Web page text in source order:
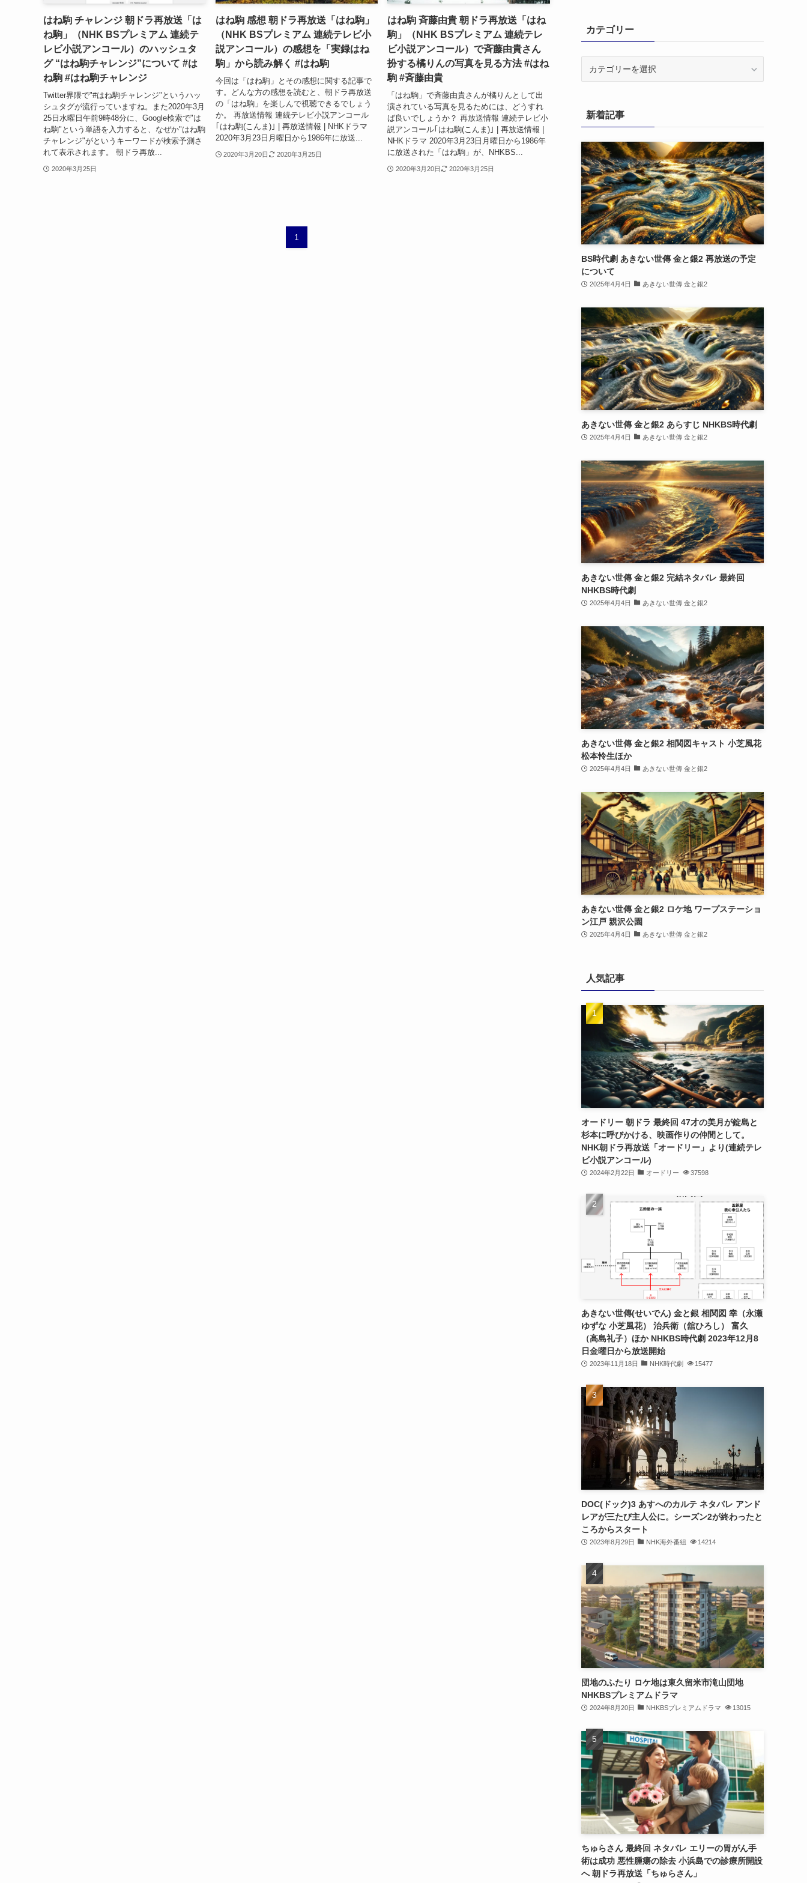
はね駒 チャレンジ 朝ドラ再放送「は
ね駒」（NHK BSプレミアム 連続テ
レビ小説アンコール）のハッシュタ
グ “はね駒チャレンジ”について #は
ね駒 #はね駒チャレンジ
Twitter界隈で"#はね駒チャレンジ"というハッ
シュタグが流行っていますね。また2020年3月
25日水曜日午前9時48分に、Google検索で"は
ね駒"という単語を入力すると、なぜか"はね駒
チャレンジ"がというキーワードが検索予測さ
れて表示されます。 朝ドラ再放...
2020年3月25日
はね駒 感想 朝ドラ再放送「はね駒」
（NHK BSプレミアム 連続テレビ小
説アンコール）の感想を「実録はね
駒」から読み解く #はね駒
今回は「はね駒」とその感想に関する記事で
す。どんな方の感想を読むと、朝ドラ再放送
の「はね駒」を楽しんで視聴できるでしょう
か。 再放送情報 連続テレビ小説アンコール
｢はね駒(こんま)｣ | 再放送情報 | NHKドラマ
2020年3月23日月曜日から1986年に放送...
2020年3月20日 2020年3月25日
はね駒 斉藤由貴 朝ドラ再放送「はね
駒」（NHK BSプレミアム 連続テレ
ビ小説アンコール）で斉藤由貴さん
扮する橘りんの写真を見る方法 #はね
駒 #斉藤由貴
「はね駒」で斉藤由貴さんが橘りんとして出
演されている写真を見るためには、どうすれ
ば良いでしょうか？ 再放送情報 連続テレビ小
説アンコール｢はね駒(こんま)｣ | 再放送情報 |
NHKドラマ 2020年3月23日月曜日から1986年
に放送された「はね駒」が、NHKBS...
2020年3月20日 2020年3月25日
1
カテゴリー
ー新着記事
BS時代劇 あきない世傳 金と銀2 再放送の予定
について
2025年4月4日 あきない世傳 金と銀2
あきない世傳 金と銀2 あらすじ NHKBS時代劇
2025年4月4日 あきない世傳 金と銀2
あきない世傳 金と銀2 完結ネタバレ 最終回
NHKBS時代劇
2025年4月4日 あきない世傳 金と銀2
あきない世傳 金と銀2 相関図キャスト 小芝風花
松本怜生ほか
2025年4月4日 あきない世傳 金と銀2
あきない世傳 金と銀2 ロケ地 ワープステーショ
ン江戸 親沢公園
2025年4月4日 あきない世傳 金と銀2
人気記事
オードリー 朝ドラ 最終回 47才の美月が錠島と
杉本に呼びかける、映画作りの仲間として。
NHK朝ドラ再放送「オードリー」より(連続テレ
ビ小説アンコール)
2024年2月22日 オードリー 37598
あきない世傳(せいでん) 金と銀 相関図 幸（永瀬
ゆずな 小芝風花） 治兵衛（舘ひろし） 富久
（高島礼子）ほか NHKBS時代劇 2023年12月8
日金曜日から放送開始
2023年11月18日 NHK時代劇 15477
DOC(ドック)3 あすへのカルテ ネタバレ アンド
レアが三たび主人公に。シーズン2が終わったと
ころからスタート
2023年8月29日 NHK海外番組 14214
団地のふたり ロケ地は東久留米市滝山団地
NHKBSプレミアムドラマ
2024年8月20日 NHKBSプレミアムドラマ 13015
ちゅらさん 最終回 ネタバレ エリーの胃がん手
術は成功 悪性腫瘍の除去 小浜島での診療所開設
へ 朝ドラ再放送「ちゅらさん」